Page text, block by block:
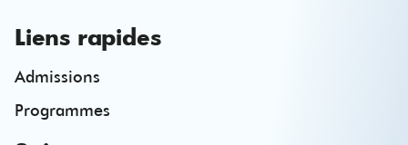
Liens rapides
Admissions
Programmes